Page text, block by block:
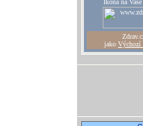
Ikona na
jako Výchozí